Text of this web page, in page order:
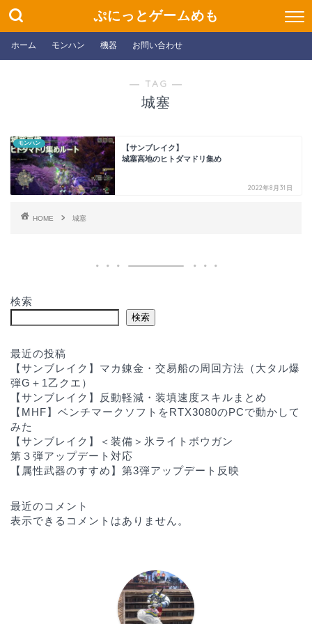
ぷにっとゲームめも
ホーム モンハン 機器 お問い合わせ
― TAG ―
城塞
モンハン
【サンブレイク】
城塞高地のヒトダマドリ集め
2022年8月31日
HOME 城塞
検索
検索
最近の投稿
【サンブレイク】マカ錬金・交易船の周回方法（大タル爆
弾G＋1乙クエ）
【サンブレイク】反動軽減・装填速度スキルまとめ
【MHF】ベンチマークソフトをRTX3080のPCで動かして
みた
【サンブレイク】＜装備＞氷ライトボウガン
第３弾アップデート対応
【属性武器のすすめ】第3弾アップデート反映
最近のコメント
表示できるコメントはありません。